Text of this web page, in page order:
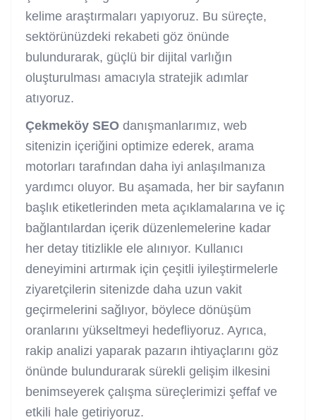
kelime araştırmaları yapıyoruz. Bu süreçte,
sektörünüzdeki rekabeti göz önünde
bulundurarak, güçlü bir dijital varlığın
oluşturulması amacıyla stratejik adımlar
atıyoruz.
Çekmeköy SEO danışmanlarımız, web
sitenizin içeriğini optimize ederek, arama
motorları tarafından daha iyi anlaşılmanıza
yardımcı oluyor. Bu aşamada, her bir sayfanın
başlık etiketlerinden meta açıklamalarına ve iç
bağlantılardan içerik düzenlemelerine kadar
her detay titizlikle ele alınıyor. Kullanıcı
deneyimini artırmak için çeşitli iyileştirmelerle
ziyaretçilerin sitenizde daha uzun vakit
geçirmelerini sağlıyor, böylece dönüşüm
oranlarını yükseltmeyi hedefliyoruz. Ayrıca,
rakip analizi yaparak pazarın ihtiyaçlarını göz
önünde bulundurarak sürekli gelişim ilkesini
benimseyerek çalışma süreçlerimizi şeffaf ve
etkili hale getiriyoruz.